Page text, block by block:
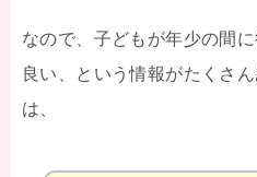
なので、子どもが年少の間
良い、という情報がたくさ
は、